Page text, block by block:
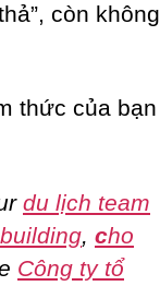
còn không
thức của bạn
du lịch team
cho
Công ty tổ